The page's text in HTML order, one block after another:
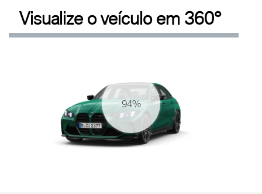
Visualize o veículo em 360°